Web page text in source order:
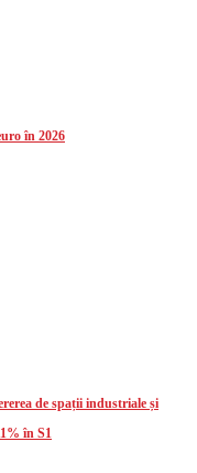
în 2026
de spații industriale și
în S1